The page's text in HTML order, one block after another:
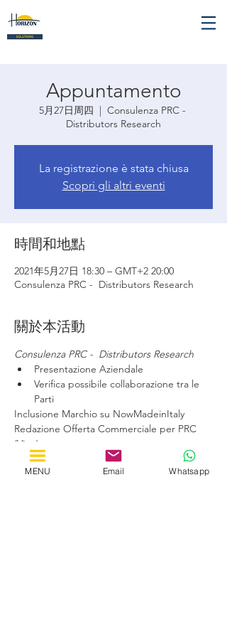
Appuntamento
5月27日周四
  |
Consulenza PRC -
Distributors Research
La registrazione è stata chiusa
Scopri gli altri eventi
時間和地點
2021年5月27日 18:30 – GMT+2 20:00
Consulenza PRC - Distributors Research
關於本活動
Consulenza PRC -  Distributors Research
Presentazione Aziendale
Verifica possibile collaborazione tra le
Parti
Inclusione Marchio su NowMadeinItaly
Redazione Offerta Commerciale per PRC
(Vino)
Ricerca e Selezione Distributori
MENU Email Whatsapp